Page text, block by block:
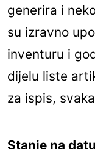
generira i
su izravno
inventuru i
dijelu liste
za ispis,
Stanje na